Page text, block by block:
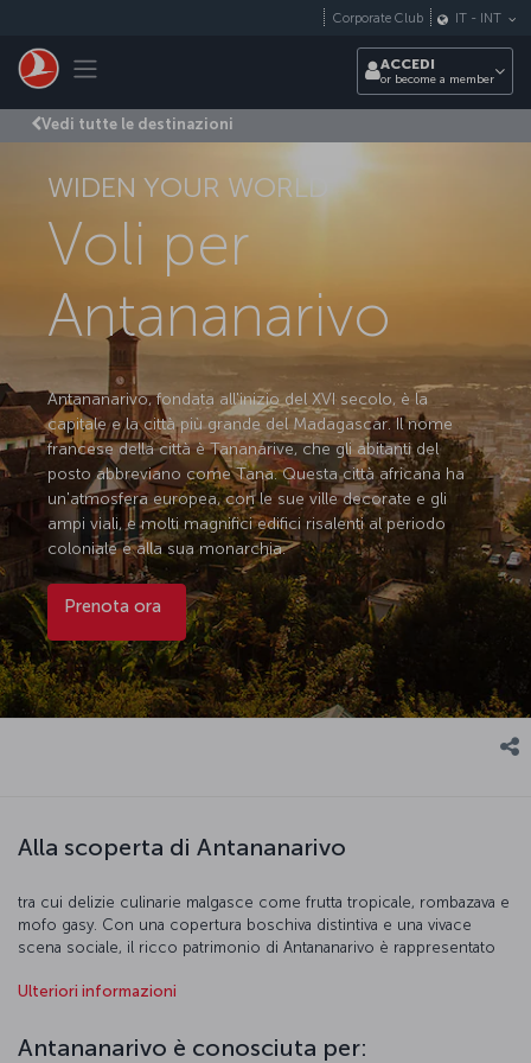
Toggle navigation
Corporate Club IT - INT
ACCEDI
or become a member
Vedi tutte le destinazioni
WIDEN YOUR WORLD
Voli per
Antananarivo
Antananarivo, fondata all'inizio del XVI secolo, è la
capitale e la città più grande del Madagascar. Il nome
francese della città è Tananarive, che gli abitanti del
posto abbreviano come Tana. Questa città africana ha
un'atmosfera europea, con le sue ville decorate e gli
ampi viali, e molti magnifici edifici risalenti al periodo
coloniale e alla sua monarchia.
Prenota ora
Alla scoperta di Antananarivo
tra cui delizie culinarie malgasce come frutta tropicale, rombazava e
mofo gasy. Con una copertura boschiva distintiva e una vivace
scena sociale, il ricco patrimonio di Antananarivo è rappresentato
resti dell'epoca coloniale francese. Un altro punto saliente di
dell'UNESCO, con le rovine di una città reale e di un luogo di
Ulteriori informazioni
Antananarivo è conosciuta per: